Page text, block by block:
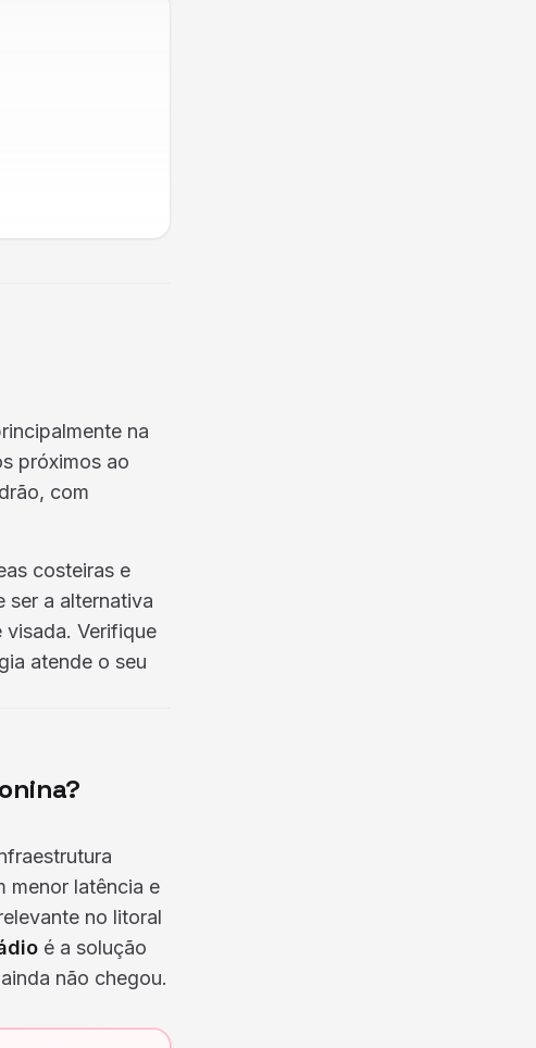
na
próximos ao
com
costeiras e
ser a alternativa
Verifique
atende o seu
menor latência e
no litoral
é a solução
não chegou.